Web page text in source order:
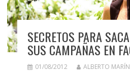
SECRETOS PARA
SUS CAMPAÑAS EN
01/08/2012
ALBERTO